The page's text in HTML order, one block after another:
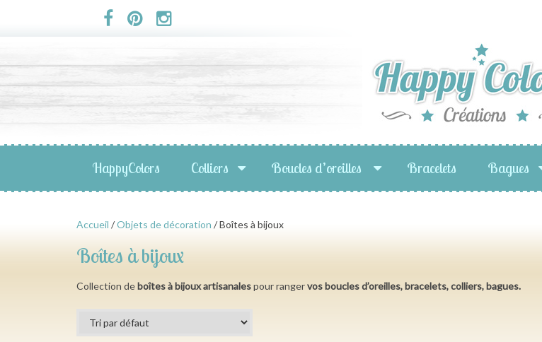
HappyColors Colliers Boucles d’oreilles Bracelets Bagues
Accueil /Objets de décoration / Boîtes à bijoux
Boîtes à bijoux
Collection deboîtes à bijoux artisanalespour rangervos boucles d’oreilles, bracelets, colliers, bagues.
Panneau de gestion des cookies